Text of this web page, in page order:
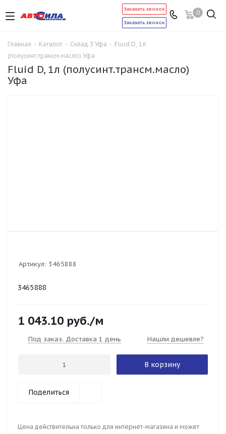
0
Заказать звонок
Заказать звонок
Главная - Каталог - Склад 3 Уфа - Fluid D, 1л
(полусинт.трансм.масло) Уфа
Fluid D, 1л (полусинт.трансм.масло)
Уфа
Артикул: 3465888
3465888
1 043.10 руб./м
Под заказ. Доставка 1 день Нашли дешевле?
В корзину
Поделиться
Цена действительна только для интернет-магазина и может